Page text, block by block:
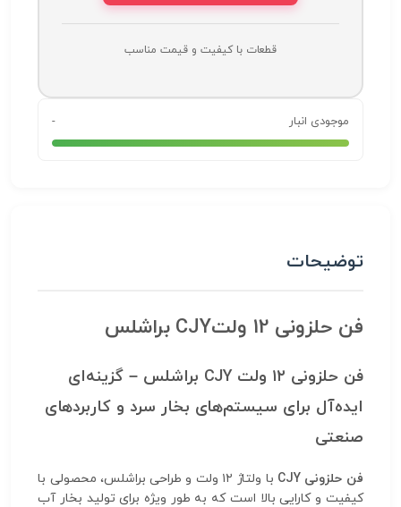
قطعات با کیفیت و قیمت مناسب
موجودی انبار -
توضیحات
فن حلزونی 12 ولتCJY براشلس
فن حلزونی ۱۲ ولت CJY براشلس – گزینه‌ای
ایده‌آل برای سیستم‌های بخار سرد و کاربردهای
صنعتی
فن حلزونی CJY
با ولتاژ ۱۲ ولت و طراحی براشلس، محصولی با
کیفیت و کارایی بالا است که به طور ویژه برای تولید بخار آب